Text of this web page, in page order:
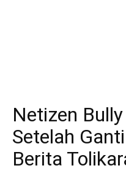
Netizen
Setelah
Berita